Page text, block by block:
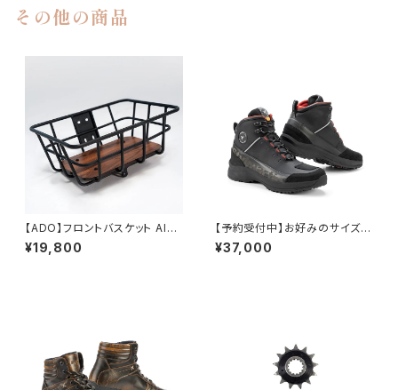
その他の商品
【ADO】フロントバスケット AIR2
8シリーズ専用品！
¥19,800
【予約受付中】お好みのサイズが
なければご予約を承ります。お
おむね30日以内に入手可能で
¥37,000